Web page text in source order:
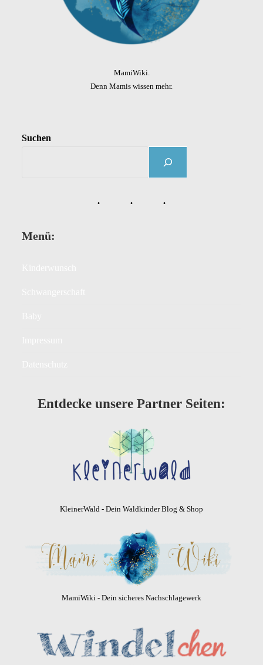
MamiWiki.
Denn Mamis wissen mehr.
Suchen
Menü:
Entdecke unsere Partner Seiten:
KleinerWald - Dein Waldkinder Blog & Shop
MamiWiki - Dein sicheres Nachschlagewerk